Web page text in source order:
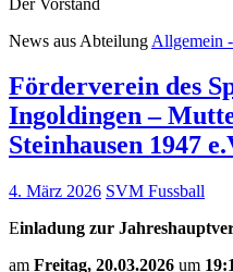
News aus Abteilung Allgemein
Förderverein des
Ingoldingen –
Steinhausen 1947
4. März 2026 SVM Fussball
Einladung zur
am Freitag, 20.03.2026 um